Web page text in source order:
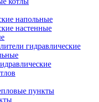
напольные
настенные
гидравлические
пункты